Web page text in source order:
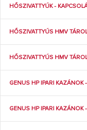
HŐSZIVATTYÚK -
HŐSZIVATTYÚS HMV
HŐSZIVATTYÚS HMV
GENUS HP IPARI KAZÁNOK
GENUS HP IPARI KAZÁNOK